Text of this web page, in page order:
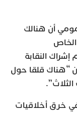
أن هنالك
إشراك النقابة
“هناك قلقا حول
خرق أخلاقيات